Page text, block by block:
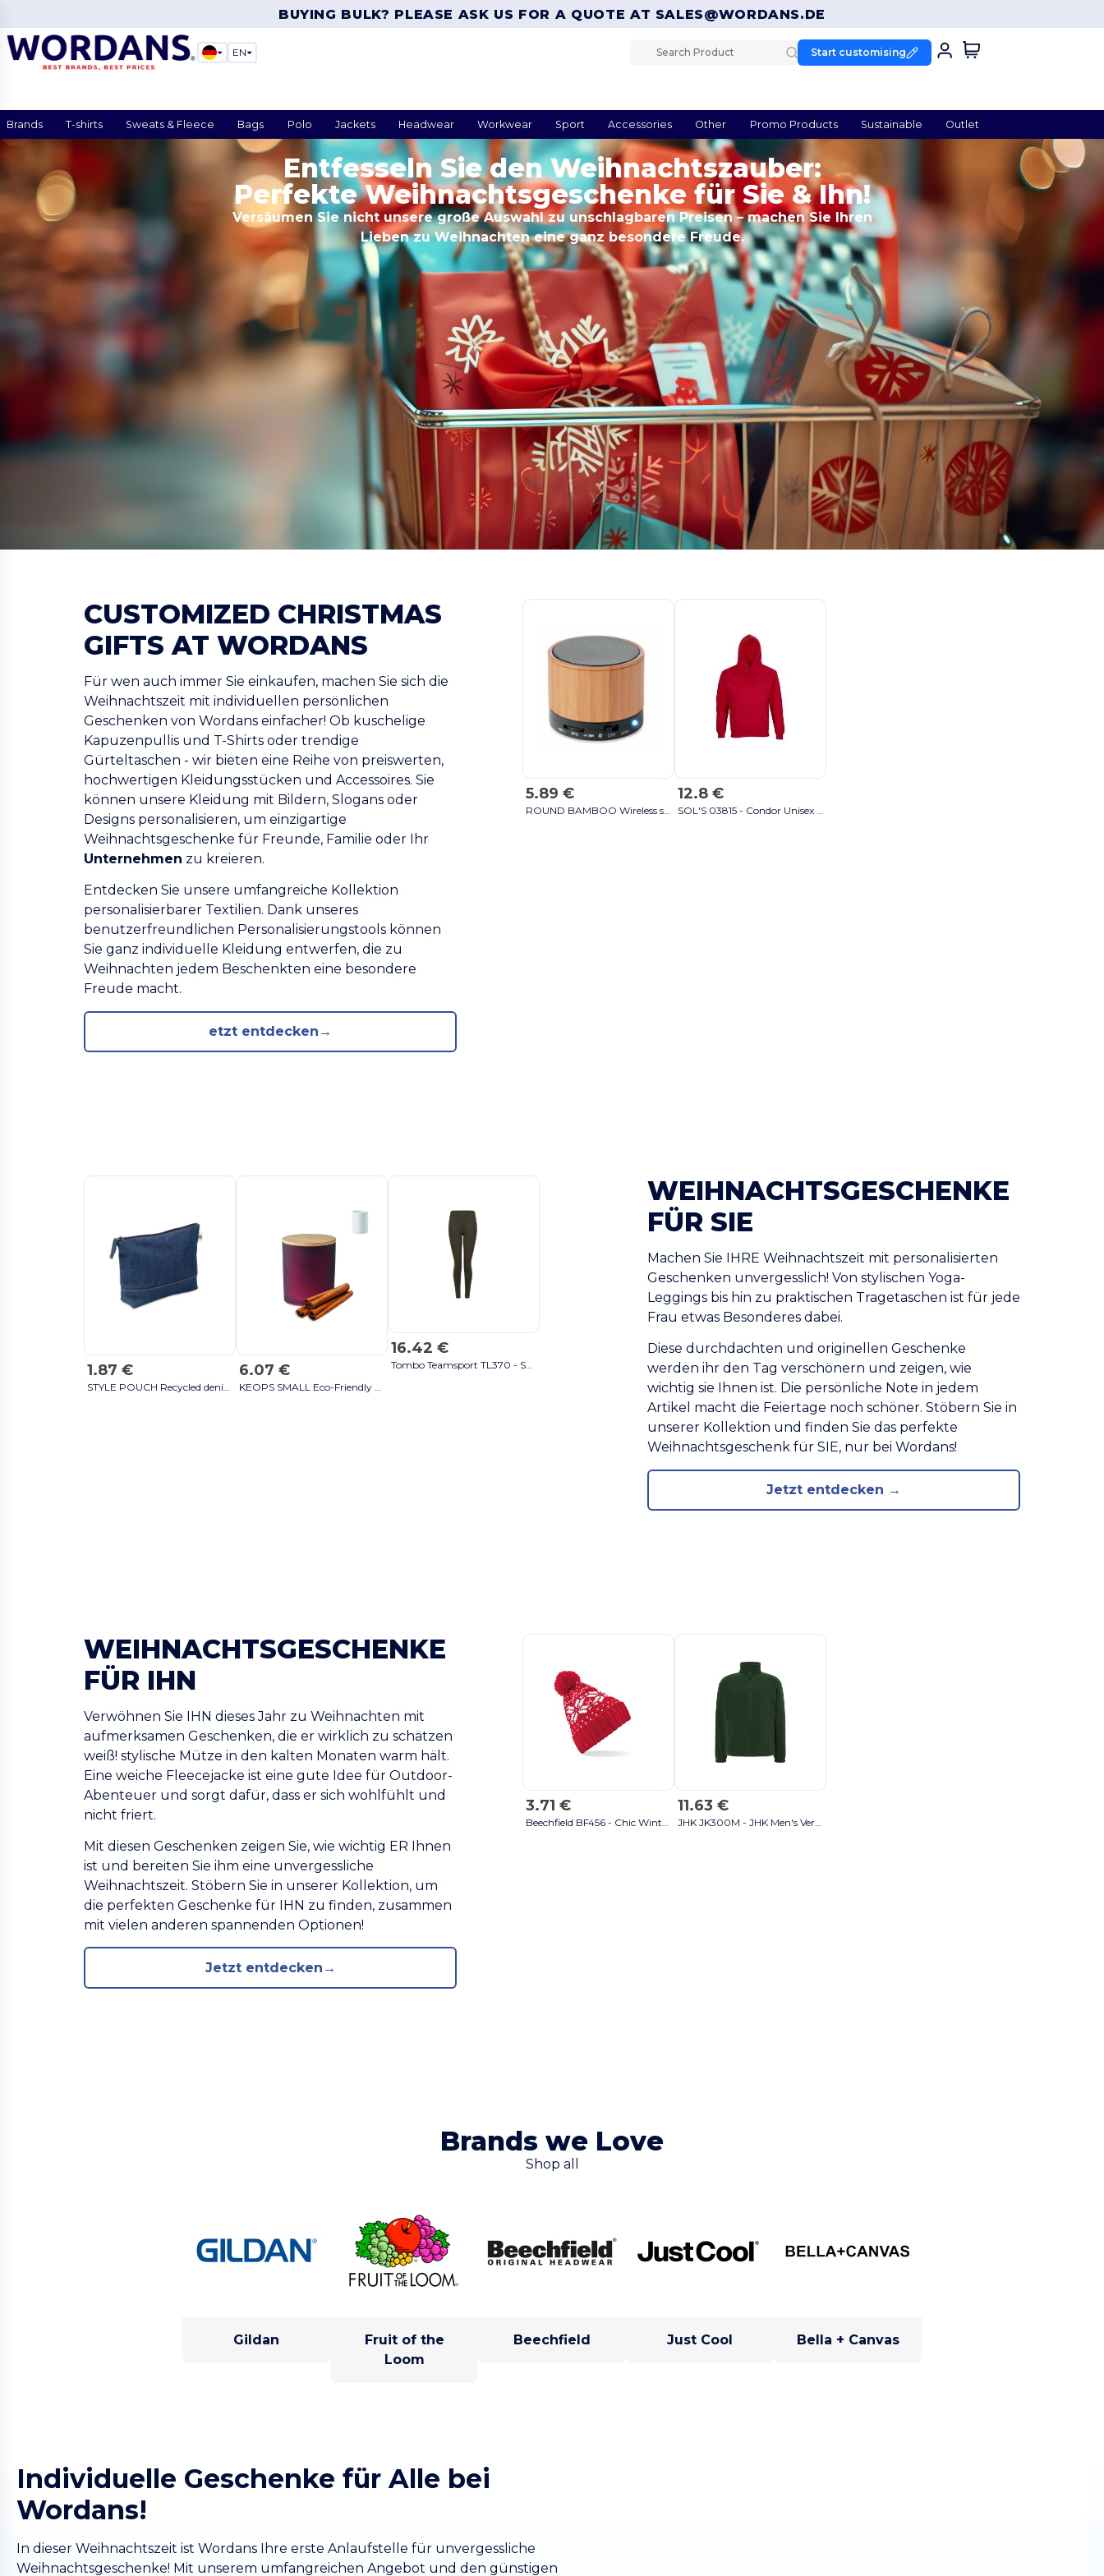
BUYING BULK? PLEASE ASK US FOR A QUOTE AT SALES@WORDANS.DE
EN Start customising
Brands T-shirts Sweats & Fleece Bags Polo Jackets Headwear Workwear Sport Accessories Other Promo Products Sustainable Outlet
Entfesseln Sie den Weihnachtszauber:
Perfekte Weihnachtsgeschenke für Sie & Ihn!
Versäumen Sie nicht unsere große Auswahl zu unschlagbaren Preisen – machen Sie Ihren
Lieben zu Weihnachten eine ganz besondere Freude.
CUSTOMIZED CHRISTMAS
GIFTS AT WORDANS
5.89 €
ROUND BAMBOO Wireless speaker in bamboo - GiftRetail MO9608 black
12.8 €
SOL'S 03815 - Condor Unisex Hooded Sweatshirt ash
Für wen auch immer Sie einkaufen, machen Sie sich die
Weihnachtszeit mit individuellen persönlichen
Geschenken von Wordans einfacher! Ob kuschelige
Kapuzenpullis und T-Shirts oder trendige
Gürteltaschen - wir bieten eine Reihe von preiswerten,
hochwertigen Kleidungsstücken und Accessoires. Sie
können unsere Kleidung mit Bildern, Slogans oder
Designs personalisieren, um einzigartige
Weihnachtsgeschenke für Freunde, Familie oder Ihr
Unternehmen zu kreieren.
Entdecken Sie unsere umfangreiche Kollektion
personalisierbarer Textilien. Dank unseres
benutzerfreundlichen Personalisierungstools können
Sie ganz individuelle Kleidung entwerfen, die zu
Weihnachten jedem Beschenkten eine besondere
Freude macht.
etzt entdecken→
WEIHNACHTSGESCHENKE
FÜR SIE
1.87 € 6.07 €
16.42 €
Machen Sie IHRE Weihnachtszeit mit personalisierten
Geschenken unvergesslich! Von stylischen Yoga-
Leggings bis hin zu praktischen Tragetaschen ist für jede
Frau etwas Besonderes dabei.
Diese durchdachten und originellen Geschenke
werden ihr den Tag verschönern und zeigen, wie
wichtig sie Ihnen ist. Die persönliche Note in jedem
Artikel macht die Feiertage noch schöner. Stöbern Sie in
unserer Kollektion und finden Sie das perfekte
Weihnachtsgeschenk für SIE, nur bei Wordans!
Jetzt entdecken →
WEIHNACHTSGESCHENKE
FÜR IHN
3.71 €
Beechfield BF456 - Chic Winter Blossom Knit Beanie with Pom Pom black/white
11.63 €
Verwöhnen Sie IHN dieses Jahr zu Weihnachten mit
aufmerksamen Geschenken, die er wirklich zu schätzen
weiß! stylische Mütze in den kalten Monaten warm hält.
Eine weiche Fleecejacke ist eine gute Idee für Outdoor-
Abenteuer und sorgt dafür, dass er sich wohlfühlt und
nicht friert.
Mit diesen Geschenken zeigen Sie, wie wichtig ER Ihnen
ist und bereiten Sie ihm eine unvergessliche
Weihnachtszeit. Stöbern Sie in unserer Kollektion, um
die perfekten Geschenke für IHN zu finden, zusammen
mit vielen anderen spannenden Optionen!
Jetzt entdecken→
Brands we Love
Shop all
Gildan
Fruit of the
Loom
Beechfield Just Cool Bella + Canvas
Individuelle Geschenke für Alle bei
Wordans!
In dieser Weihnachtszeit ist Wordans Ihre erste Anlaufstelle für unvergessliche
Weihnachtsgeschenke! Mit unserem umfangreichen Angebot und den günstigen